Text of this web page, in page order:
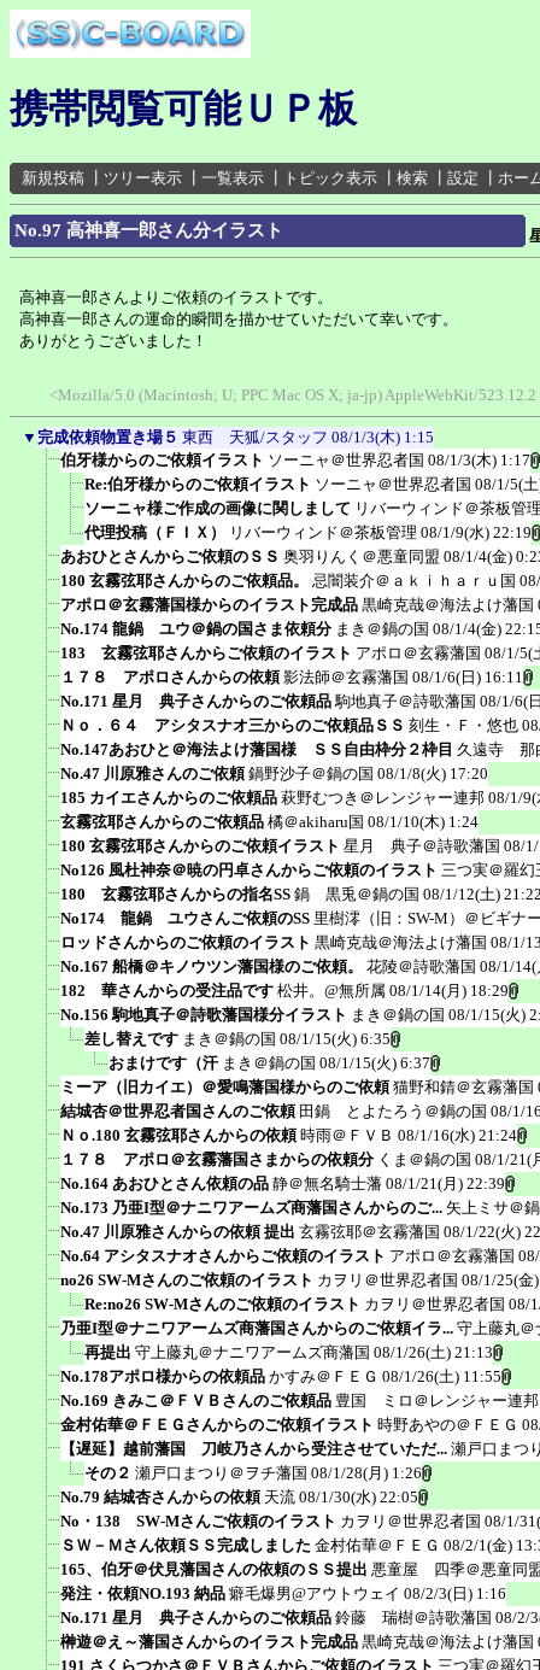
携帯閲覧可能ＵＰ板
新規投稿 ツリー表示 一覧表示 トピック表示 検索 設定 ホー
No.97 高神喜一郎さん分イラスト
高神喜一郎さんよりご依頼のイラストです。
高神喜一郎さんの運命的瞬間を描かせていただいて幸いです。
ありがとうございました！
<Mozilla/5.0 (Macintosh; U; PPC Mac OS X; ja-jp) AppleWebKit/
▼ 完成依頼物置き場５ 東西 天狐/スタッフ 08/1/3(木) 1:15
伯牙様からのご依頼イラスト ソーニャ＠世界忍者国 08/1/3(木) 1:17
Re:伯牙様からのご依頼イラスト ソーニャ＠世界忍者国 08/1/5(
ソーニャ様ご作成の画像に関しまして リバーウィンド＠茶板管
代理投稿（ＦＩＸ）
リバーウィンド＠茶板管理 08/1/9(水) 22:19
あおひとさんからご依頼のＳＳ 奥羽りんく＠悪童同盟 08/1/4(金)
180 玄霧弦耶さんからのご依頼品。
忌闇装介＠ａｋｉｈａｒｕ国
アポロ＠玄霧藩国様からのイラスト完成品 黒崎克哉＠海法よけ藩国
No.174 龍鍋 ユウ＠鍋の国さま依頼分 まき＠鍋の国 08/1/4(金)
183 玄霧弦耶さんからご依頼のイラスト アポロ＠玄霧藩国 08/1/5(
１７８ アポロさんからの依頼 影法師＠玄霧藩国 08/1/6(日) 16:11
No.171 星月 典子さんからのご依頼品 駒地真子＠詩歌藩国 08/1/6(
Ｎｏ．６４ アシタスナオ三からのご依頼品ＳＳ 刻生・Ｆ・悠也
No.147あおひと＠海法よけ藩国様 ＳＳ自由枠分２枠目 久遠寺 那
No.47 川原雅さんのご依頼 鍋野沙子＠鍋の国 08/1/8(火) 17:20
185 カイエさんからのご依頼品 萩野むつき＠レンジャー連邦 08/1/9(
玄霧弦耶さんからのご依頼品 橘＠akiharu国 08/1/10(木) 1:24
180 玄霧弦耶さんからのご依頼イラスト 星月 典子＠詩歌藩国 08/
No126 風杜神奈＠暁の円卓さんからご依頼のイラスト 三つ実＠羅幻
180 玄霧弦耶さんからの指名SS 鍋 黒兎＠鍋の国 08/1/12(土)
No174 龍鍋 ユウさんご依頼のSS 里樹澪（旧：SW-M）＠ビギナ
ロッドさんからのご依頼のイラスト 黒崎克哉＠海法よけ藩国 08/1/
No.167 船橋＠キノウツン藩国様のご依頼。
花陵＠詩歌藩国 08/1/14(
182 華さんからの受注品です 松井。@無所属 08/1/14(月) 18:29
No.156 駒地真子＠詩歌藩国様分イラスト まき＠鍋の国 08/1/15(火)
差し替えです まき＠鍋の国 08/1/15(火) 6:35
おまけです（汗 まき＠鍋の国 08/1/15(火) 6:37
ミーア（旧カイエ）＠愛鳴藩国様からのご依頼 猫野和錆＠玄霧藩国
結城杏＠世界忍者国さんのご依頼 田鍋 とよたろう＠鍋の国 08/1/
Ｎｏ.180 玄霧弦耶さんからの依頼 時雨＠ＦＶＢ 08/1/16(水) 21:24
１７８ アポロ＠玄霧藩国さまからの依頼分 くま＠鍋の国 08/1/21(
No.164 あおひとさん依頼の品 静＠無名騎士藩 08/1/21(月) 22:39
No.173 乃亜I型＠ナニワアームズ商藩国さんからのご... 矢上ミサ＠
No.47 川原雅さんからの依頼 提出 玄霧弦耶＠玄霧藩国 08/1/22(火)
No.64 アシタスナオさんからご依頼のイラスト アポロ＠玄霧藩国
no26 SW-Mさんのご依頼のイラスト カヲリ＠世界忍者国 08/1/25(金
Re:no26 SW-Mさんのご依頼のイラスト カヲリ＠世界忍者国 08/
乃亜I型＠ナニワアームズ商藩国さんからのご依頼イラ... 守上藤丸＠
再提出 守上藤丸＠ナニワアームズ商藩国 08/1/26(土) 21:13
No.178アポロ様からの依頼品 かすみ＠ＦＥＧ 08/1/26(土) 11:55
No.169 きみこ＠ＦＶＢさんのご依頼品 豊国 ミロ＠レンジャー連邦
金村佑華＠ＦＥＧさんからのご依頼イラスト 時野あやの＠ＦＥＧ
【遅延】越前藩国 刀岐乃さんから受注させていただ... 瀬戸口まつ
その２ 瀬戸口まつり＠ヲチ藩国 08/1/28(月) 1:26
No.79 結城杏さんからの依頼 天流 08/1/30(水) 22:05
No・138 SW-Mさんご依頼のイラスト カヲリ＠世界忍者国 08/1/
ＳＷ－Ｍさん依頼ＳＳ完成しました 金村佑華＠ＦＥＧ 08/2/1(金)
165、伯牙＠伏見藩国さんの依頼のＳＳ提出 悪童屋 四季＠悪童同
発注・依頼NO.193 納品 癖毛爆男@アウトウェイ 08/2/3(日) 1:16
No.171 星月 典子さんからのご依頼品 鈴藤 瑞樹＠詩歌藩国 08/2/
榊遊＠え～藩国さんからのイラスト完成品 黒崎克哉＠海法よけ藩国
191 さくらつかさ＠ＦＶＢさんからご依頼のイラスト 三つ実＠羅幻